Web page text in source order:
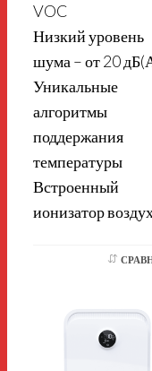
VOC
Низкий уровень
шума – от 20
Уникальные
алгоритмы
поддержания
температуры
Встроенный
ионизатор